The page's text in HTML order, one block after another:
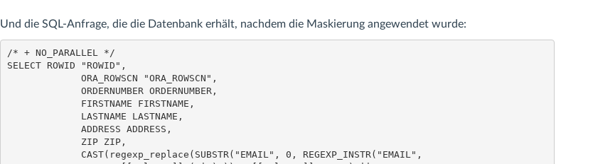
Und die SQL-Anfrage, die die Datenbank erhält, nachdem die Maskierung angewendet wurde:
/* + NO_PARALLEL */
SELECT ROWID "ROWID",
             ORA_ROWSCN "ORA_ROWSCN",
             ORDERNUMBER ORDERNUMBER,
             FIRSTNAME FIRSTNAME,
             LASTNAME LASTNAME,
             ADDRESS ADDRESS,
             ZIP ZIP,
             CAST(regexp_replace(SUBSTR("EMAIL", 0, REGEXP_INSTR("EMAIL",